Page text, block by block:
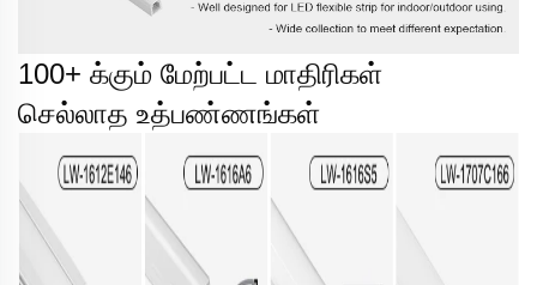
100+ க்கும் மேற்பட்ட மாதிரிகள்
செல்லாத உத்பண்ணங்கள்